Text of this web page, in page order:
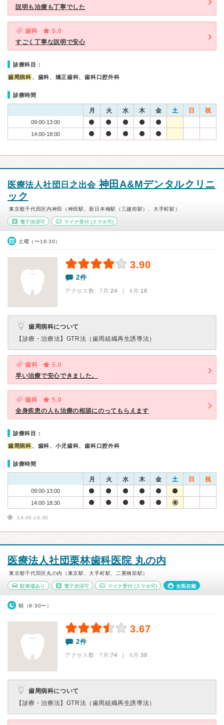
説明も治療も丁寧でした
歯科
5.0
すごく丁寧な説明で安心
診療科目：
歯周病科 、歯科、矯正歯科、歯科口腔外科
診療時間
月 火 水 木 金 土 日 祝
09:00-13:00
14:00-18:00
医療法人社団日之出会神田A&Mデンタルクリニ
ック
東京都千代田区内神田（神田駅、新日本橋駅（三越前駅）、大手町駅）
電子決済可 マイナ受付(スマホ可)
土曜（〜16:30）
3.90
2件
アクセス数 7月:24 | 6月:10
歯周病科について
【診療・治療法】 GTR法（歯周組織再生誘導法）
歯科
5.0
早い治療で安心できました。
歯科
5.0
全身疾患の人も治療の相談にのってもらえます
診療科目：
歯周病科 、歯科、小児歯科、歯科口腔外科
診療時間
月 火 水 木 金 土 日 祝
09:00-13:00
14:00-18:30
14:00-16:30
医療法人社団栗林歯科医院 丸の内
東京都千代田区丸の内（東京駅、大手町駅、二重橋前駅）
駐車場あり 電子決済可 マイナ受付 (スマホ可) 女医在籍
朝（8:30〜）
3.67
2件
アクセス数 7月:74 | 6月:30
歯周病科について
【診療・治療法】 GTR法（歯周組織再生誘導法）